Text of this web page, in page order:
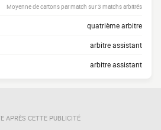
Moyenne de cartons par match sur 3 matchs arbitrés
quatrième arbitre
arbitre assistant
arbitre assistant
APRÈS CETTE PUBLICITÉ